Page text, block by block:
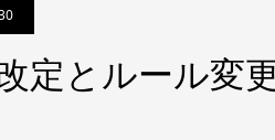
定とルール変